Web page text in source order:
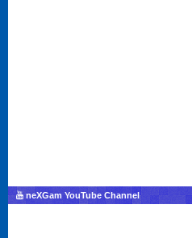
neXGam YouTube Channel